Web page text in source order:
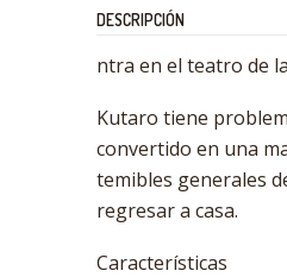
DESCRIPCIÓN
ntra en el teatro de
Kutaro tiene
convertido en una
temibles generales
regresar a casa.
Características